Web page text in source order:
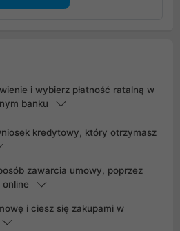
i wybierz płatność ratalną w
banku
kredytowy, który otrzymasz
zawarcia umowy, poprzez
online
i ciesz się zakupami w